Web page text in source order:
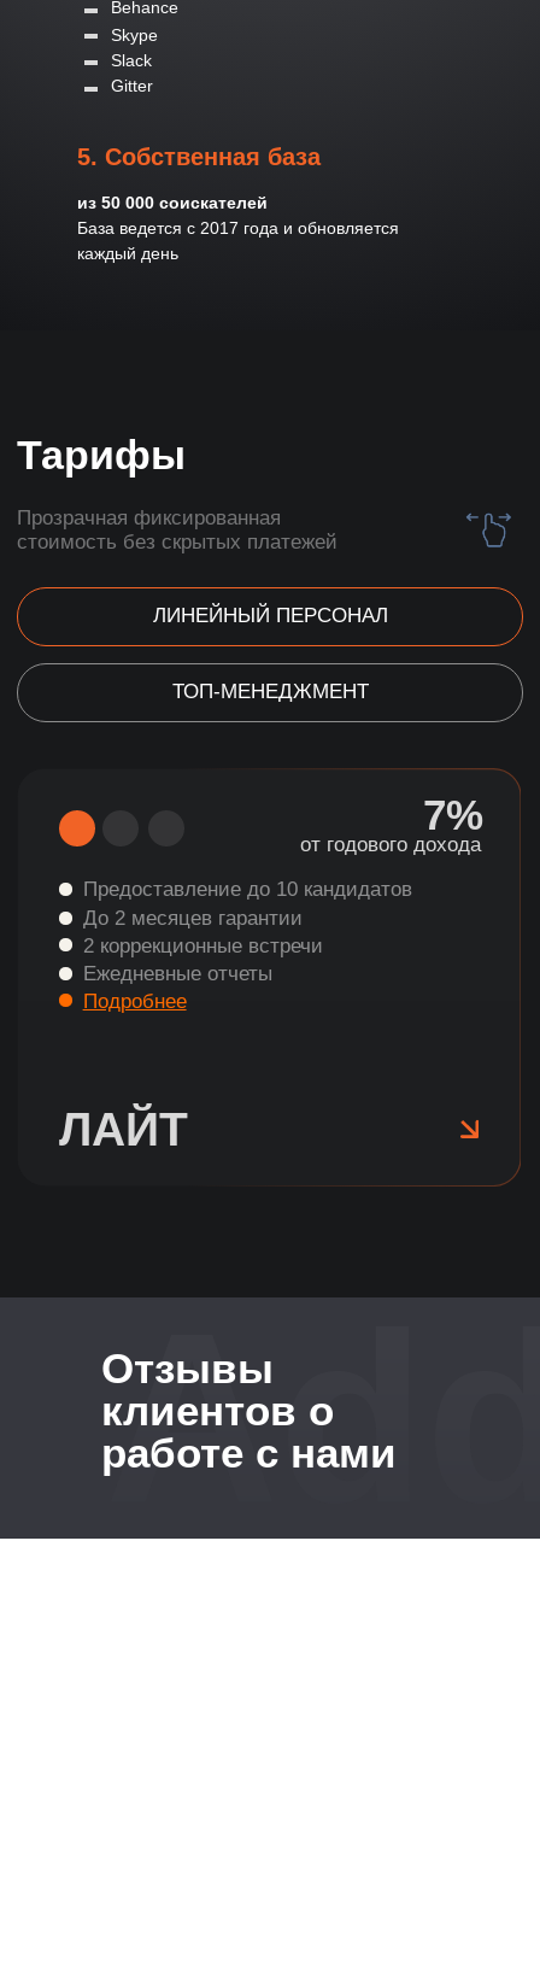
Behance
Skype
Slack
Gitter
5. Собственная база
из 50 000 соискателей
База ведется с 2017 года и обновляется
каждый день
Отзывы
клиентов о
работе с нами